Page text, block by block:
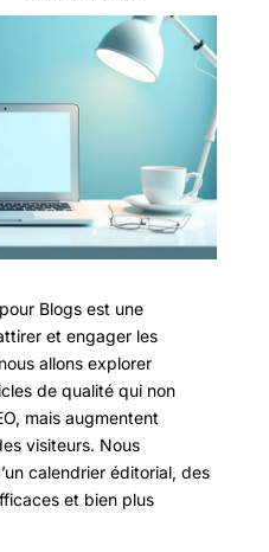
Blogs est une
et engager les
allons explorer
de qualité qui non
mais augmentent
visiteurs. Nous
calendrier éditorial, des
et bien plus